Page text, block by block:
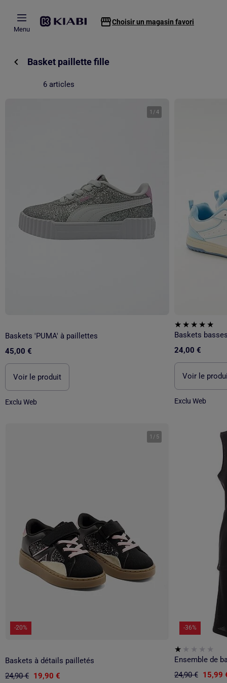
Menu
Choisir un magasin favori
Basket paillette fille
6 articles
1 /4
Baskets 'PUMA' à paillettes
45,00 €
Voir le produit
Exclu Web
Baskets
24,00 €
Voir le
Exclu Web
1 / 5
-20%
Baskets à détails pailletés
24,90 € 19,90 €
-36%
Ensemble de
24,90 € 15,99